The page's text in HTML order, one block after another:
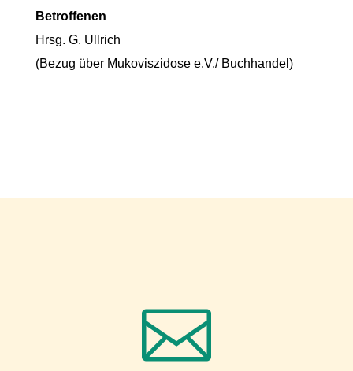
Betroffenen
Hrsg. G. Ullrich
(Bezug über Mukoviszidose e.V./ Buchhandel)
